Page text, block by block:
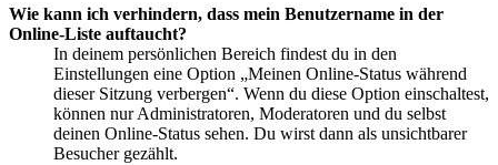
Wie kann ich verhindern, dass mein Benutzername in der
Online-Liste auftaucht?
In deinem persönlichen Bereich findest du in den
Einstellungen eine Option „Meinen Online-Status während
dieser Sitzung verbergen“. Wenn du diese Option einschaltest,
können nur Administratoren, Moderatoren und du selbst
deinen Online-Status sehen. Du wirst dann als unsichtbarer
Besucher gezählt.